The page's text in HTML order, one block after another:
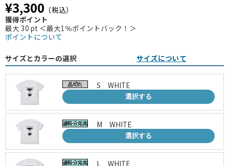
¥3,300 （税込）
獲得ポイント
最大 30 pt ＜最大1％ポイントバック！＞
ポイントについて
サイズとカラーの選択 サイズについて
S WHITE
選択する
M WHITE
選択する
L WHITE